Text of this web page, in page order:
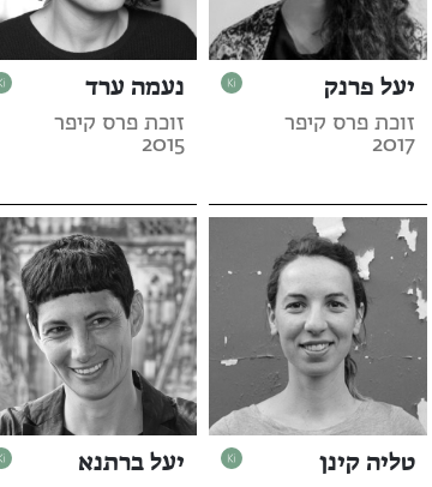
יעל פרנק
זוכת פרס קיפר
2017
נעמה ערד
זוכת פרס קיפר
2015
טליה קינן יעל ברתנא